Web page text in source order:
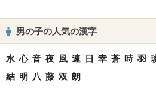
男の子の人気の漢字
水 心 音 夜 風 速 日 幸 蒼 時 羽
結 明 八 藤 双 朗